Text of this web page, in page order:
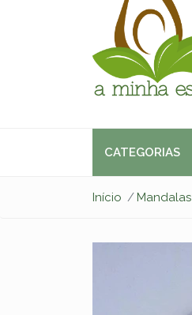
CATEGORIAS
Início Mandalas